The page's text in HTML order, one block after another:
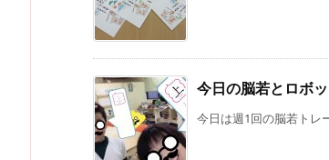
今日の脳若とロボ
今日は週1回の脳若トレ